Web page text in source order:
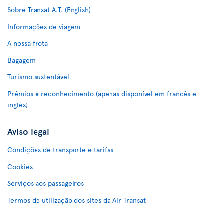
Sobre Transat A.T. (English)
Informações de viagem
A nossa frota
Bagagem
Turismo sustentável
Prémios e reconhecimento (apenas disponível em francês e
inglês)
Aviso legal
Condições de transporte e tarifas
Cookies
Serviços aos passageiros
Termos de utilização dos sites da Air Transat